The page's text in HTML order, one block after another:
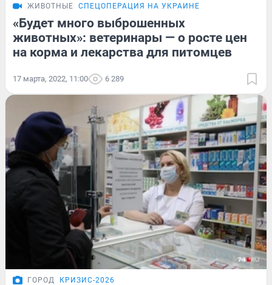
ЖИВОТНЫЕ СПЕЦОПЕРАЦИЯ НА УКРАИНЕ
«Будет много выброшенных
животных»: ветеринары — о росте цен
на корма и лекарства для питомцев
17 марта, 2022, 11:00 6 289
ГОРОД КРИЗИС-2026